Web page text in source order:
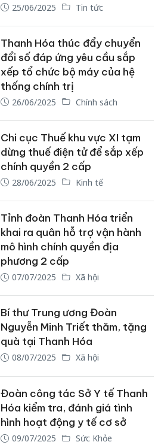
25/06/2025 Tin tức
Thanh Hóa thúc đẩy chuyển
đổi số đáp ứng yêu cầu sắp
xếp tổ chức bộ máy của hệ
thống chính trị
26/06/2025 Chính sách
Chi cục Thuế khu vực XI tạm
dừng thuế điện tử để sắp xếp
chính quyền 2 cấp
28/06/2025 Kinh tế
Tỉnh đoàn Thanh Hóa triển
khai ra quân hỗ trợ vận hành
mô hình chính quyền địa
phương 2 cấp
07/07/2025 Xã hội
Bí thư Trung ương Đoàn
Nguyễn Minh Triết thăm, tặng
quà tại Thanh Hóa
08/07/2025 Xã hội
Đoàn công tác Sở Y tế Thanh
Hóa kiểm tra, đánh giá tình
hình hoạt động y tế cơ sở
09/07/2025 Sức Khỏe